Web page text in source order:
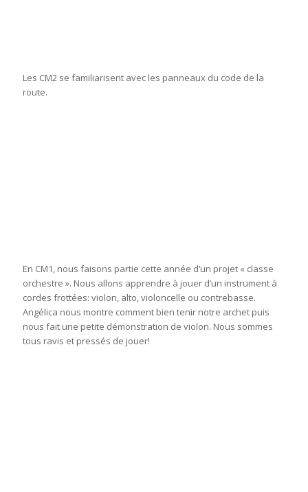
Les CM2 se familiarisent avec les panneaux du code de la
route.
En CM1, nous faisons partie cette année d’un projet « classe
orchestre ». Nous allons apprendre à jouer d’un instrument à
cordes frottées: violon, alto, violoncelle ou contrebasse.
Angélica nous montre comment bien tenir notre archet puis
nous fait une petite démonstration de violon. Nous sommes
tous ravis et pressés de jouer!